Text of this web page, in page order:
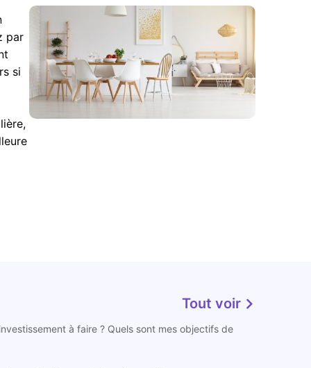
par
si
Tout voir
à faire ? Quels sont mes objectifs de